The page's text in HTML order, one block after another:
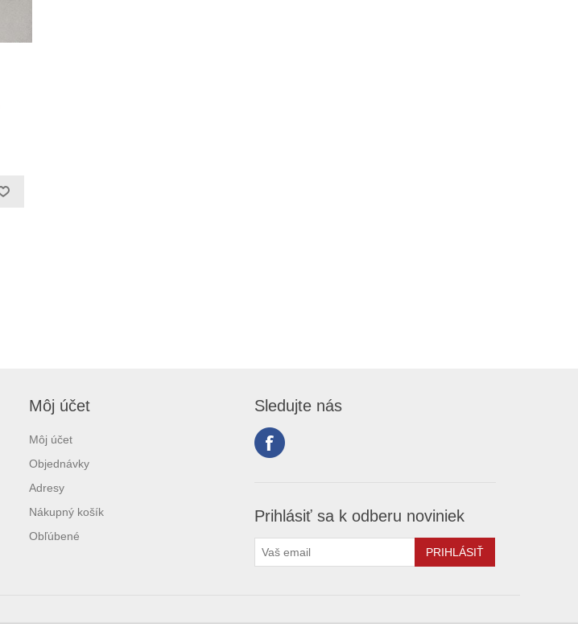
Môj účet
Môj účet
Objednávky
Adresy
Nákupný košík
Obľúbené
Sledujte nás
Prihlásiť sa k odberu noviniek